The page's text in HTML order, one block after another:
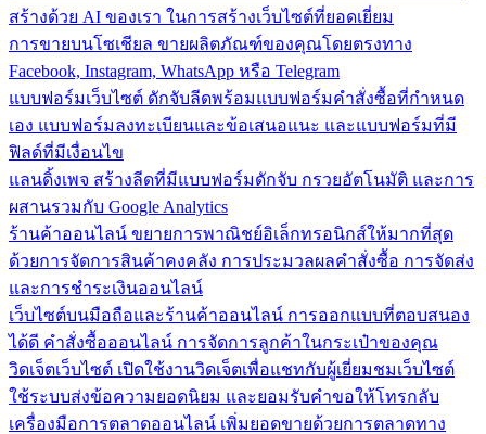
สร้างด้วย AI ของเรา ในการสร้างเว็บไซต์ที่ยอดเยี่ยม
การขายบนโซเชียล ขายผลิตภัณฑ์ของคุณโดยตรงทาง
Facebook, Instagram, WhatsApp หรือ Telegram
แบบฟอร์มเว็บไซต์ ดักจับลีดพร้อมแบบฟอร์มคำสั่งซื้อที่กำหนด
เอง แบบฟอร์มลงทะเบียนและข้อเสนอแนะ และแบบฟอร์มที่มี
ฟิลด์ที่มีเงื่อนไข
แลนดิ้งเพจ สร้างลีดที่มีแบบฟอร์มดักจับ กรวยอัตโนมัติ และการ
ผสานรวมกับ Google Analytics
ร้านค้าออนไลน์ ขยายการพาณิชย์อิเล็กทรอนิกส์ให้มากที่สุด
ด้วยการจัดการสินค้าคงคลัง การประมวลผลคำสั่งซื้อ การจัดส่ง
และการชำระเงินออนไลน์
เว็บไซต์บนมือถือและร้านค้าออนไลน์ การออกแบบที่ตอบสนอง
ได้ดี คำสั่งซื้อออนไลน์ การจัดการลูกค้าในกระเป๋าของคุณ
วิดเจ็ตเว็บไซต์ เปิดใช้งานวิดเจ็ตเพื่อแชทกับผู้เยี่ยมชมเว็บไซต์
ใช้ระบบส่งข้อความยอดนิยม และยอมรับคำขอให้โทรกลับ
เครื่องมือการตลาดออนไลน์ เพิ่มยอดขายด้วยการตลาดทาง